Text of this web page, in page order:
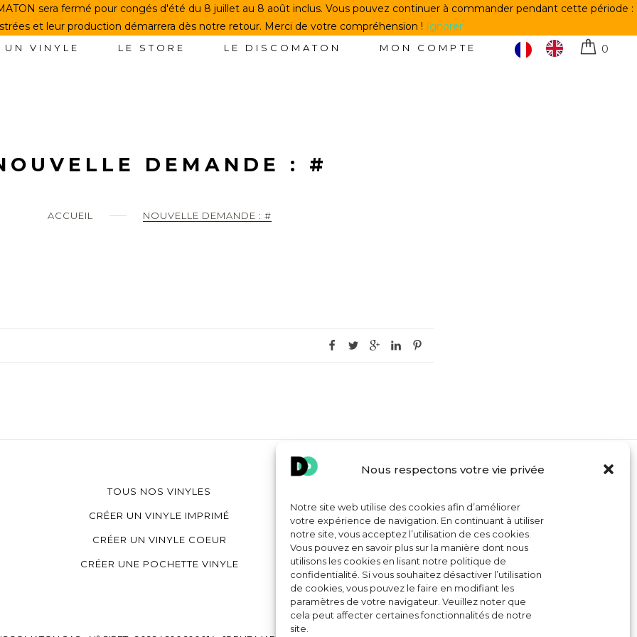
Nous respectons votre vie privée
Notre site web utilise des cookies afin d’améliorer
votre expérience de navigation. En continuant à utiliser
notre site, vous acceptez l’utilisation de ces cookies.
Vous pouvez en savoir plus sur la manière dont nous
utilisons les cookies en lisant notre politique de
confidentialité. Si vous souhaitez désactiver l’utilisation
de cookies, vous pouvez le faire en modifiant les
paramètres de votre navigateur. Veuillez noter que
cela peut affecter certaines fonctionnalités de notre
site.
0
UN VINYLE LE STORE LE DISCOMATON MON COMPTE
ACCUEIL NOUVELLE DEMANDE : #
DEMANDE : #
TOUS NOS VINYLES
CRÉER UN VINYLE IMPRIMÉ
CRÉER UN VINYLE COEUR
CRÉER UNE POCHETTE VINYLE
CONTACT
CONDITIONS GÉNÉRALES DE VENTE
POLITIQUE DE COOKIES
sera fermé pour congés d'été du 8 juillet au 8 août inclus. Vous pouvez continuer à commander pendant cette période :
et leur production démarrera dès notre retour. Merci de votre compréhension ! Ignorer